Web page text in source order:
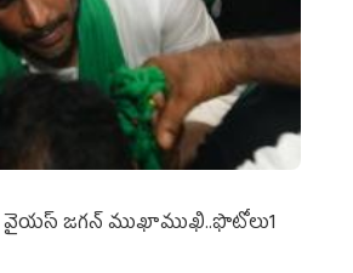
వైయ‌స్ జ‌గ‌న్ ముఖాముఖి..ఫొటోలు1